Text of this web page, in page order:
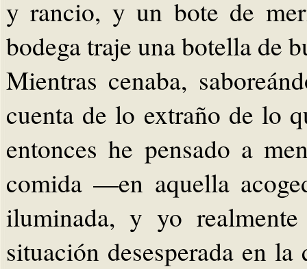
y rancio, y un bote de
bodega traje una botella de
Mientras cenaba,
cuenta de lo extraño de lo
entonces he pensado a
comida —en aquella
iluminada, y yo
situación desesperada en